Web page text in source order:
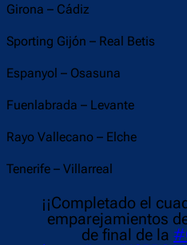
Girona – Cádiz
Sporting Gijón – Real Betis
Espanyol – Osasuna
Fuenlabrada – Levante
Rayo Vallecano – Elche
Tenerife – Villarreal
¡¡Completado el
emparejamientos
de final de la